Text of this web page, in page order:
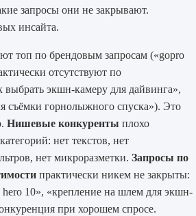
запросы они не закрывают.
инсайта.
топ по брендовым запросам («gopro
отсутствуют по
экшн-камеру для дайвинга»,
съёмки горнолыжного спуска»). Это
Нишевые конкуренты плохо
нет текстов, нет
нет микроразметки. Запросы по
практически никем не закрыты:
hero 10», «крепление на шлем для экшн-
при хорошем спросе.